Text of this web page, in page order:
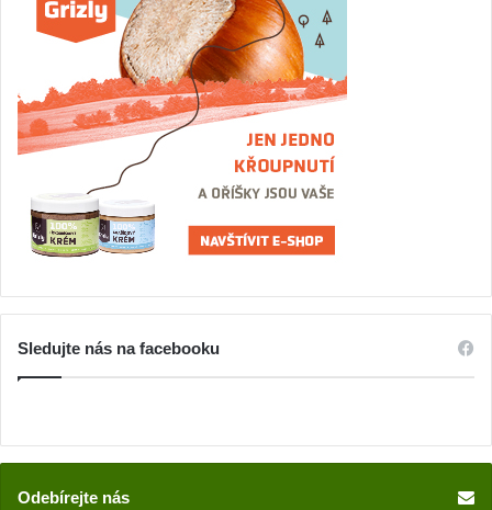
Sledujte nás na facebooku
Odebírejte nás